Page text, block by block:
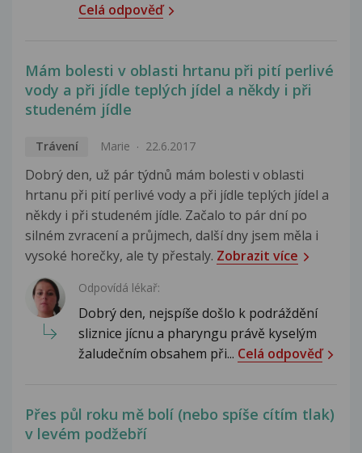
Celá odpověď
Mám bolesti v oblasti hrtanu při pití perlivé
vody a při jídle teplých jídel a někdy i při
studeném jídle
Trávení Marie 22.6.2017
Dobrý den, už pár týdnů mám bolesti v oblasti
hrtanu při pití perlivé vody a při jídle teplých jídel a
někdy i při studeném jídle. Začalo to pár dní po
silném zvracení a průjmech, další dny jsem měla i
vysoké horečky, ale ty přestaly. Zobrazit více
Odpovídá lékař:
Dobrý den, nejspíše došlo k podráždění
sliznice jícnu a pharyngu právě kyselým
žaludečním obsahem při... Celá odpověď
Přes půl roku mě bolí (nebo spíše cítím tlak)
v levém podžebří